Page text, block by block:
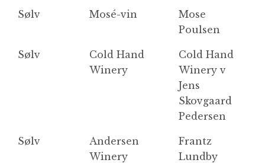
Sølv Mosé-vin
Mose
Poulsen
Sølv
Cold Hand
Winery
Cold Hand
Winery v
Jens
Skovgaard
Pedersen
Sølv
Andersen
Winery
Frantz
Lundby